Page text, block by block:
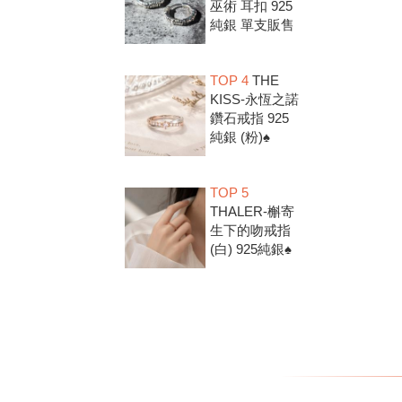
巫術 耳扣 925
純銀 單支販售
TOP 4THE
KISS-永恆之諾
鑽石戒指 925
純銀 (粉)♠
TOP 5
THALER-槲寄
生下的吻戒指
(白) 925純銀♠